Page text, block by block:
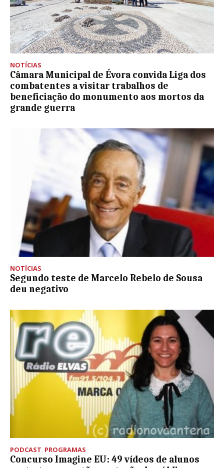
NOTÍCIAS
Câmara Municipal de Évora convida Liga dos
combatentes a visitar trabalhos de
beneficiação do monumento aos mortos da
grande guerra
NOTÍCIAS
Segundo teste de Marcelo Rebelo de Sousa
deu negativo
PODCAST, PROGRAMAS
Concurso Imagine EU: 49 vídeos de alunos